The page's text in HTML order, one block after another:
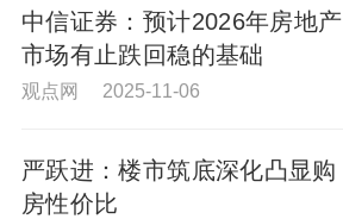
中信证券：预计2026年房地产
市场有止跌回稳的基础
观点网 2025-11-06
严跃进：楼市筑底深化凸显购
房性价比